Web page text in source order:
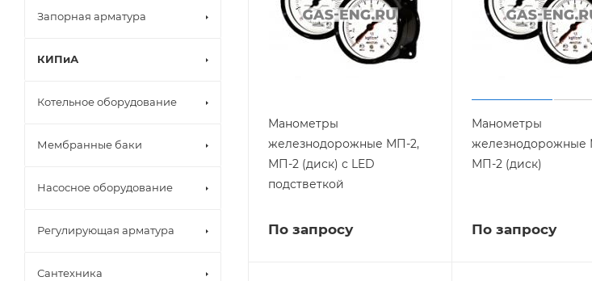
Манометры
железнодорожные МП-2,
МП-2 (диск) с LED
подстветкой
По запросу
Манометры
железнодорожные
МП-2 (диск)
По запросу
Запорная арматура
КИПиА
Котельное оборудование
Мембранные баки
Насосное оборудование
Регулирующая арматура
Сантехника